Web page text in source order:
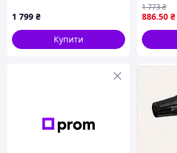
1 799 ₴
Купити
волос с
нагревом
886.50 ₴
1 773₴